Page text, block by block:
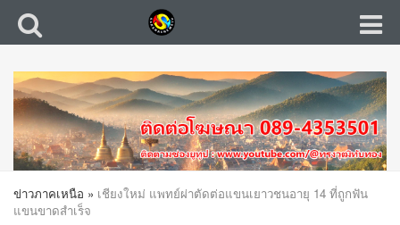
ข่าวภาคเหนือ » เชียงใหม่ แพทย์ผ่าตัดต่อแขนเยาวชนอายุ 14 ที่ถูกฟัน
แขนขาดสำเร็จ